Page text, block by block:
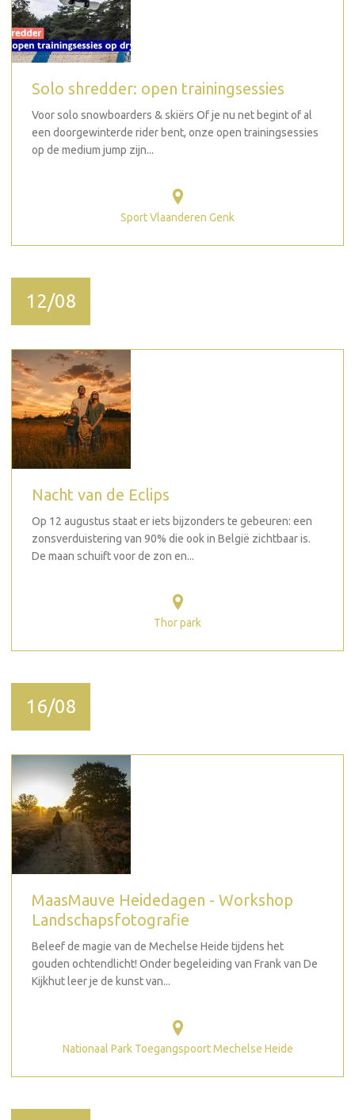
Solo shredder: open trainingsessies
Voor solo snowboarders & skiërs Of je nu net begint of al
een doorgewinterde rider bent, onze open trainingsessies
op de medium jump zijn...
Sport Vlaanderen Genk
12/08
Nacht van de Eclips
Op 12 augustus staat er iets bijzonders te gebeuren: een
zonsverduistering van 90% die ook in België zichtbaar is.
De maan schuift voor de zon en...
Thor park
16/08
MaasMauve Heidedagen - Workshop
Landschapsfotografie
Beleef de magie van de Mechelse Heide tijdens het
gouden ochtendlicht! Onder begeleiding van Frank van De
Kijkhut leer je de kunst van...
Nationaal Park Toegangspoort Mechelse Heide